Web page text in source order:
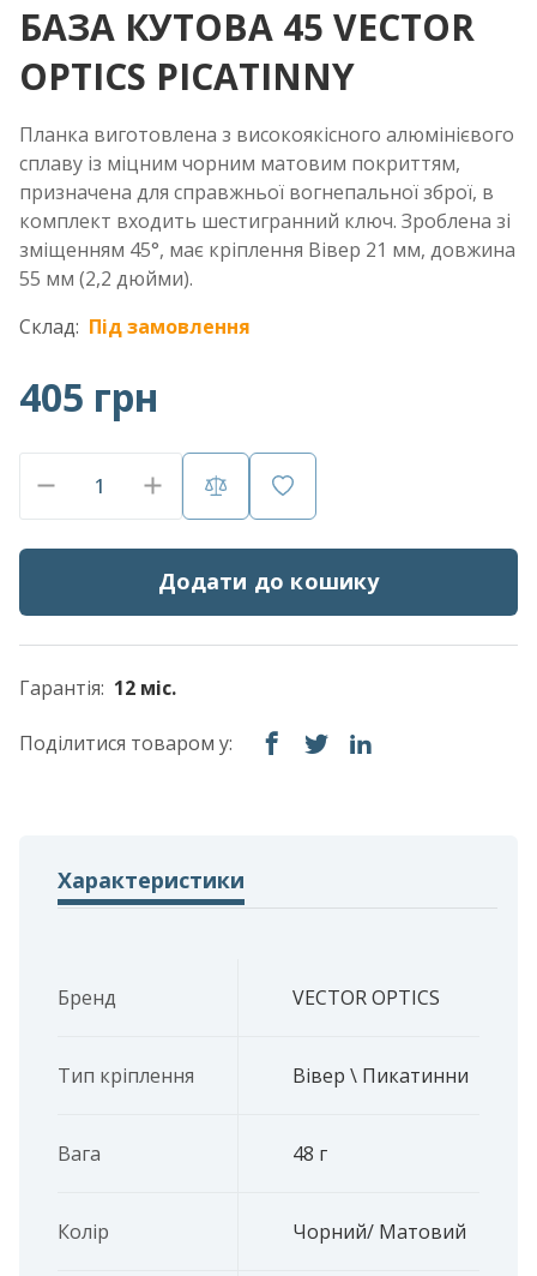
БАЗА КУТОВА 45 VECTOR
OPTICS PICATINNY
Планка виготовлена з високоякісного алюмінієвого
сплаву із міцним чорним матовим покриттям,
призначена для справжньої вогнепальної зброї, в
комплект входить шестигранний ключ. Зроблена зі
зміщенням 45°, має кріплення Вівер 21 мм, довжина
55 мм (2,2 дюйми).
Склад: Під замовлення
405 грн
Додати до кошику
Гарантія: 12 міс.
Поділитися товаром у:
Характеристики
Бренд VECTOR OPTICS
Тип кріплення Вівер \ Пикатинни
Вага 48 г
Колір Чорний/ Матовий